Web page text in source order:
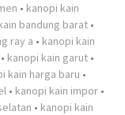
• kanopi kain
bandung barat •
ray a • kanopi kain
• kanopi kain garut •
kain harga baru •
• kanopi kain impor •
• kanopi kain